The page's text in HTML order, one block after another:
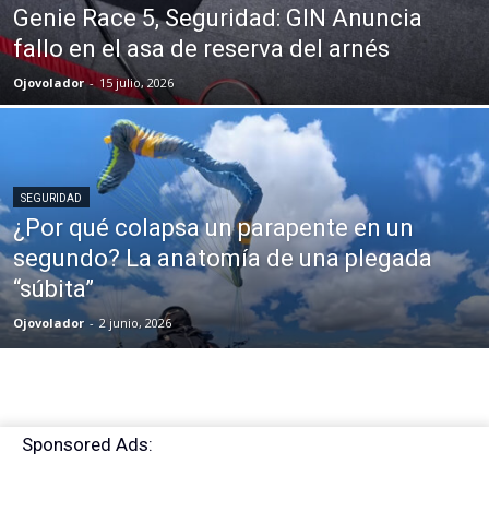
Genie Race 5, Seguridad: GIN Anuncia
fallo en el asa de reserva del arnés
Ojovolador - 15 julio, 2026
SEGURIDAD
¿Por qué colapsa un parapente en un
segundo? La anatomía de una plegada
“súbita”
Ojovolador - 2 junio, 2026
Sponsored Ads: